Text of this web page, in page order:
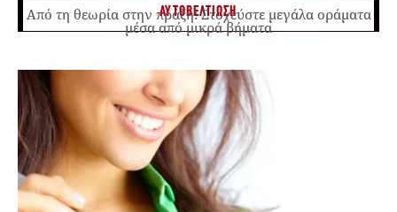
ΑΥΤΟΒΕΛΤΙΩΣΗ
Από τη θεωρία στην πράξη: Στοχεύστε μεγάλα οράματα
μέσα από μικρά βήματα